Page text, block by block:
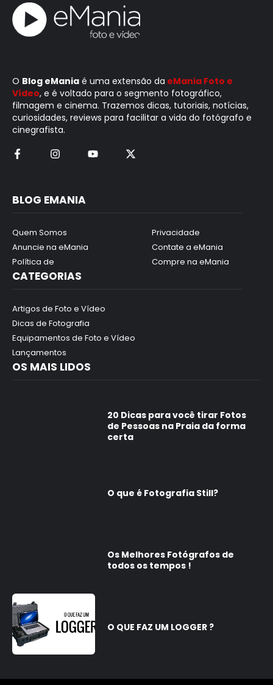
O Blog eMania é uma extensão da eMania Foto e
Vídeo, e é voltado para o segmento fotográfico,
filmagem e cinema. Trazemos dicas, tutoriais, notícias,
curiosidades, reviews para facilitar a vida do fotógrafo e
cinegrafista.
BLOG EMANIA
Quem Somos
Anuncie na eMania
Política de
Privacidade
Contate a eMania
Compre na eMania
CATEGORIAS
Artigos de Foto e Vídeo
Dicas de Fotografia
Equipamentos de Foto e Vídeo
Lançamentos
OS MAIS LIDOS
20 Dicas para você tirar Fotos
de Pessoas na Praia da forma
certa
O que é Fotografia Still?
Os Melhores Fotógrafos de
todos os tempos !
O QUE FAZ UM LOGGER ?